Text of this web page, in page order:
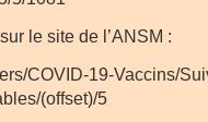
le site de l’ANSM :
COVID-19-Vaccins/
(offset)/5